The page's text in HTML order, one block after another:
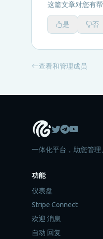
这篇文章对您有
是 否
查看和管理成员
一体化平台，助您管理
功能
仪表盘
Stripe Connect
欢迎 消息
自动 回复